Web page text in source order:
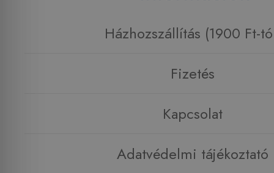
Házhozszállítás (1900 Ft-
Fizetés
Kapcsolat
Adatvédelmi tájékoztató